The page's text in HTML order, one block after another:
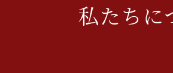
私たちに